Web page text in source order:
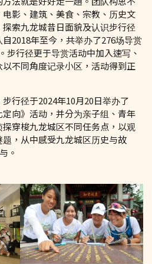
影、建筑、美食、宗教、历史文
索九龙城昔日面貌及认识步行径
2018年至今，共举办了276场导赏
步行径更于导赏活动中加入速写、
不同角度记录小区，活动得到正
行径于2024年10月20日举办了
定向》活动，并分为亲子组、青年
穿梭九龙城区不同任务点，以观
，从中感受九龙城区历史与故
。